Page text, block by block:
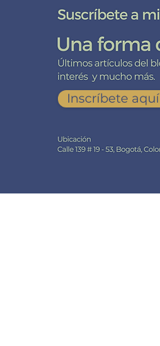
Inscríbete aquí